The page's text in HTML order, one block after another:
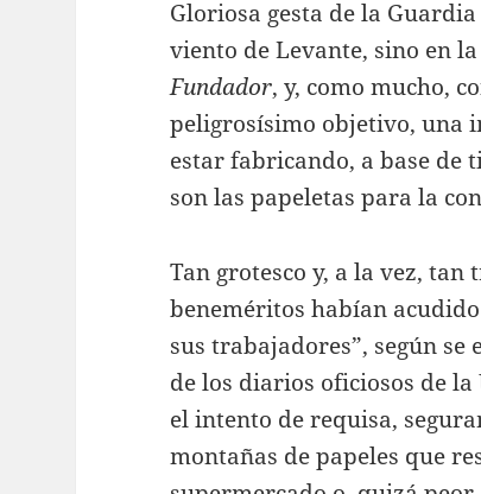
Gloriosa gesta de la
viento de Levante, sino en
Fundador, y, como mucho,
peligrosísimo objetivo, una
estar fabricando, a base de
son las papeletas para la
Tan grotesco y, a la vez,
beneméritos habían
sus trabajadores”, según
de los diarios oficiosos de
el intento de requisa,
montañas de papeles que